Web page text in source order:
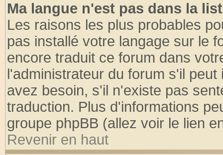
Ma langue n'est pas dans la
Les raisons les plus probables
pas installé votre langage sur le
encore traduit ce forum dans
l'administrateur du forum s'il
avez besoin, s'il n'existe pas
traduction. Plus d'informations
groupe phpBB (allez voir le lien
Revenir en haut